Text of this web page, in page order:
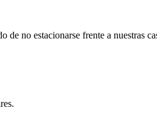
no estacionarse frente a nuestras